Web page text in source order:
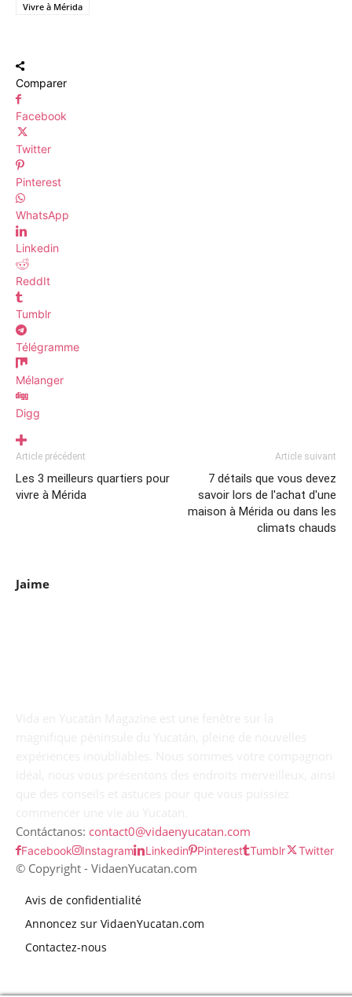
Vivre à Mérida
Comparer
Facebook
Twitter
Pinterest
WhatsApp
Linkedin
ReddIt
Tumblr
Télégramme
Mélanger
Digg
Article précédent
Les 3 meilleurs quartiers pour
vivre à Mérida
Article suivant
7 détails que vous devez
savoir lors de l'achat d'une
maison à Mérida ou dans les
climats chauds
Jaime
Contáctanos: contact0@vidaenyucatan.com
Facebook Instagram Linkedin Pinterest Tumblr Twitter
© Copyright - VidaenYucatan.com
Avis de confidentialité
Annoncez sur VidaenYucatan.com
Contactez-nous